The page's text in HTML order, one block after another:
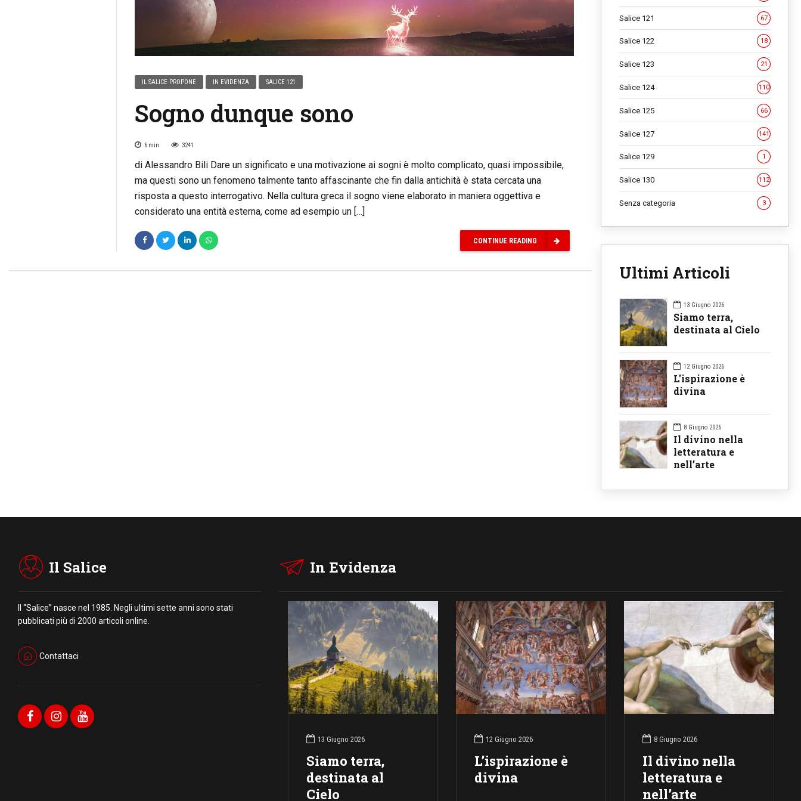
IL SALICE PROPONE IN EVIDENZA SALICE 121
Sogno dunque sono
6 min 3241
di Alessandro Bili Dare un significato e una motivazione ai sogni è molto complicato, quasi impossibile,
ma questi sono un fenomeno talmente tanto affascinante che fin dalla antichità è stata cercata una
risposta a questo interrogativo. Nella cultura greca il sogno viene elaborato in maniera oggettiva e
considerato una entità esterna, come ad esempio un […]
CONTINUE READING
Salice 121 67
Salice 122 18
Salice 123 21
Salice 124 110
Salice 125 66
Salice 127 141
Salice 129 1
Salice 130 112
Senza categoria 3
Ultimi Articoli
13 Giugno 2026
Siamo terra,
destinata al Cielo
12 Giugno 2026
L'ispirazione è
divina
8 Giugno 2026
Il divino nella
letteratura e
nell’arte
Il Salice
Il “Salice” nasce nel 1985. Negli ultimi sette anni sono stati
pubblicati più di 2000 articoli online.
Contattaci
In Evidenza
13 Giugno 2026
Siamo terra,
destinata al
Cielo
12 Giugno 2026
L’ispirazione è
divina
8 Giugno 2026
Il divino nella
letteratura e
nell’arte